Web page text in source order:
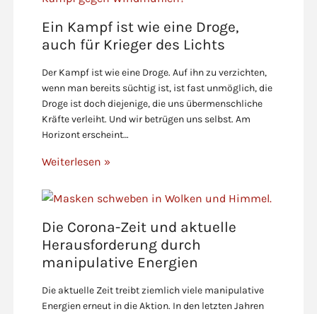
Ein Kampf ist wie eine Droge,
auch für Krieger des Lichts
Der Kampf ist wie eine Droge. Auf ihn zu verzichten,
wenn man bereits süchtig ist, ist fast unmöglich, die
Droge ist doch diejenige, die uns übermenschliche
Kräfte verleiht. Und wir betrügen uns selbst. Am
Horizont erscheint…
Weiterlesen »
Die Corona-Zeit und aktuelle
Herausforderung durch
manipulative Energien
Die aktuelle Zeit treibt ziemlich viele manipulative
Energien erneut in die Aktion. In den letzten Jahren